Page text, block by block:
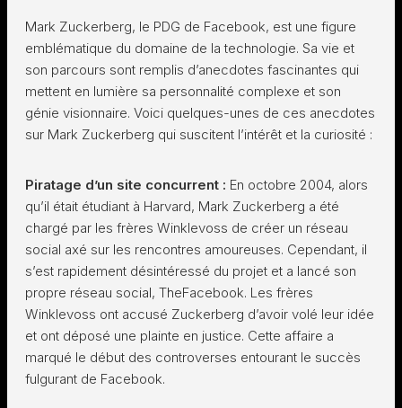
Mark Zuckerberg, le PDG de Facebook, est une figure
emblématique du domaine de la technologie. Sa vie et
son parcours sont remplis d’anecdotes fascinantes qui
mettent en lumière sa personnalité complexe et son
génie visionnaire. Voici quelques-unes de ces anecdotes
sur Mark Zuckerberg qui suscitent l’intérêt et la curiosité :
Piratage d’un site concurrent : En octobre 2004, alors
qu’il était étudiant à Harvard, Mark Zuckerberg a été
chargé par les frères Winklevoss de créer un réseau
social axé sur les rencontres amoureuses. Cependant, il
s’est rapidement désintéressé du projet et a lancé son
propre réseau social, TheFacebook. Les frères
Winklevoss ont accusé Zuckerberg d’avoir volé leur idée
et ont déposé une plainte en justice. Cette affaire a
marqué le début des controverses entourant le succès
fulgurant de Facebook.